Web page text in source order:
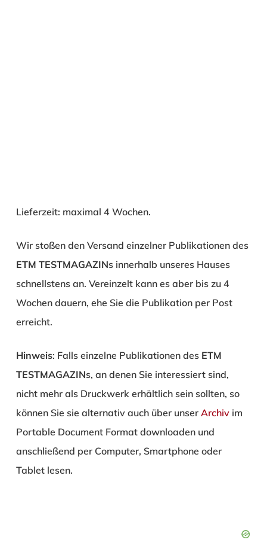
Lieferzeit: maximal 4 Wochen.
Wir stoßen den Versand einzelner Publikationen des
ETM TESTMAGAZINs innerhalb unseres Hauses
schnellstens an. Vereinzelt kann es aber bis zu 4
Wochen dauern, ehe Sie die Publikation per Post
erreicht.
Hinweis: Falls einzelne Publikationen des ETM
TESTMAGAZINs, an denen Sie interessiert sind,
nicht mehr als Druckwerk erhältlich sein sollten, so
können Sie sie alternativ auch über unser Archivim
Portable Document Format downloaden und
anschließend per Computer, Smartphone oder
Tablet lesen.